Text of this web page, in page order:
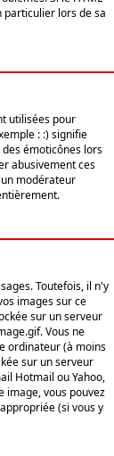
particulier lors de sa
utilisées pour
: :) signifie
émoticônes lors
abusivement ces
modérateur
Toutefois, il n'y
images sur ce
sur un serveur
Vous ne
ordinateur (à moins
sur un serveur
Hotmail ou Yahoo,
image, vous pouvez
(si vous y